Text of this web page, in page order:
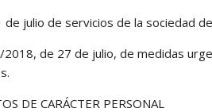
julio de servicios de la sociedad
de 27 de julio, de medidas
DE CARÁCTER PERSONAL